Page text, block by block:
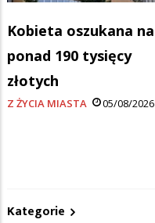
Kobieta oszukana na
ponad 190 tysięcy
złotych
Z ŻYCIA MIASTA 05/08/2026
Kategorie